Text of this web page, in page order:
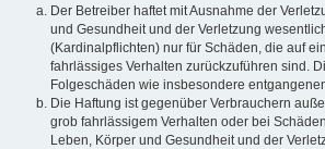
Der Betreiber haftet mit Ausnahme der
und Gesundheit und der Verletzung
(Kardinalpflichten) nur für Schäden, die auf
fahrlässiges Verhalten zurückzuführen sind.
Folgeschäden wie insbesondere
Die Haftung ist gegenüber Verbrauchern
grob fahrlässigem Verhalten oder bei
Leben, Körper und Gesundheit und der